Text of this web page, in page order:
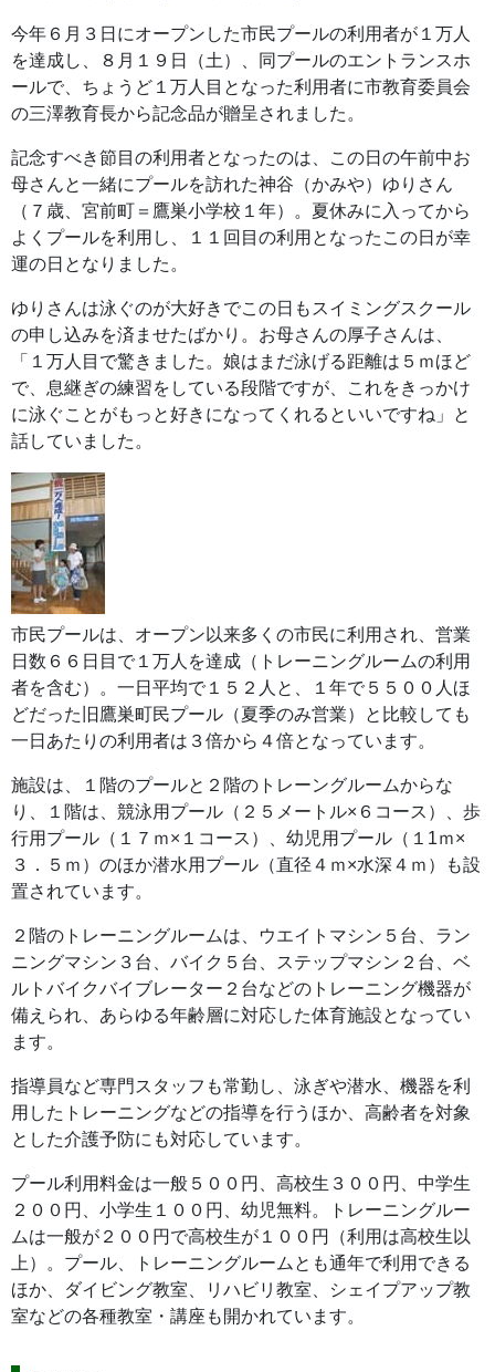
今年６月３日にオープンした市民プールの利用者が１万人
を達成し、８月１９日（土）、同プールのエントランスホ
ールで、ちょうど１万人目となった利用者に市教育委員会
の三澤教育長から記念品が贈呈されました。
記念すべき節目の利用者となったのは、この日の午前中お
母さんと一緒にプールを訪れた神谷（かみや）ゆりさん
（７歳、宮前町＝鷹巣小学校１年）。夏休みに入ってから
よくプールを利用し、１１回目の利用となったこの日が幸
運の日となりました。
ゆりさんは泳ぐのが大好きでこの日もスイミングスクール
の申し込みを済ませたばかり。お母さんの厚子さんは、
「１万人目で驚きました。娘はまだ泳げる距離は５ｍほど
で、息継ぎの練習をしている段階ですが、これをきっかけ
に泳ぐことがもっと好きになってくれるといいですね」と
話していました。
市民プールは、オープン以来多くの市民に利用され、営業
日数６６日目で１万人を達成（トレーニングルームの利用
者を含む）。一日平均で１５２人と、１年で５５００人ほ
どだった旧鷹巣町民プール（夏季のみ営業）と比較しても
一日あたりの利用者は３倍から４倍となっています。
施設は、１階のプールと２階のトレーングルームからな
り、１階は、競泳用プール（２５メートル×６コース）、歩
行用プール（１７ｍ×１コース）、幼児用プール（１1ｍ×
３．５ｍ）のほか潜水用プール（直径４ｍ×水深４ｍ）も設
置されています。
２階のトレーニングルームは、ウエイトマシン５台、ラン
ニングマシン３台、バイク５台、ステップマシン２台、ベ
ルトバイクバイブレーター２台などのトレーニング機器が
備えられ、あらゆる年齢層に対応した体育施設となってい
ます。
指導員など専門スタッフも常勤し、泳ぎや潜水、機器を利
用したトレーニングなどの指導を行うほか、高齢者を対象
とした介護予防にも対応しています。
プール利用料金は一般５００円、高校生３００円、中学生
２００円、小学生１００円、幼児無料。トレーニングルー
ムは一般が２００円で高校生が１００円（利用は高校生以
上）。プール、トレーニングルームとも通年で利用できる
ほか、ダイビング教室、リハビリ教室、シェイプアップ教
室などの各種教室・講座も開かれています。